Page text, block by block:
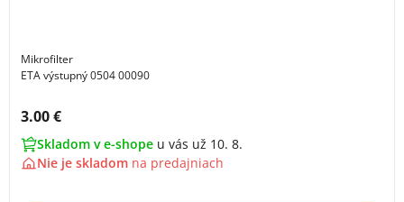
Mikrofilter
ETA výstupný 0504 00090
Cena s DPH:
3.00 €
Skladom v e-shope u vás už 10. 8.
Nie je skladom na predajniach